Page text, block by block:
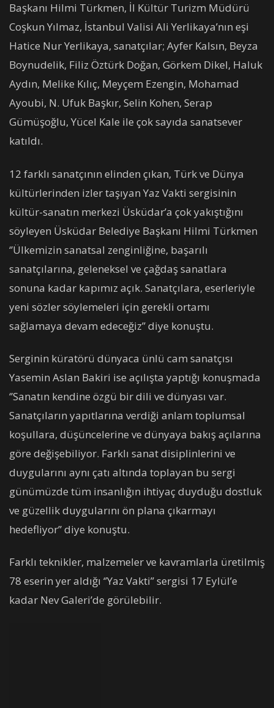
Başkanı Hilmi Türkmen, İl Kültür Turizm Müdürü
Coşkun Yılmaz, İstanbul Valisi Ali Yerlikaya’nın eşi
Hatice Nur Yerlikaya, sanatçılar; Ayfer Kalsın, Beyza
Boynudelik, Filiz Öztürk Doğan, Görkem Dikel, Haluk
Aydın, Melike Kılıç, Meyçem Ezengin, Mohamad
Ayoubi, N. Ufuk Başkır, Selin Kohen, Serap
Gümüşoğlu, Yücel Kale ile çok sayıda sanatsever
katıldı.
12 farklı sanatçının elinden çıkan, Türk ve Dünya
kültürlerinden izler taşıyan Yaz Vakti sergisinin
kültür-sanatın merkezi Üsküdar’a çok yakıştığını
söyleyen Üsküdar Belediye Başkanı Hilmi Türkmen
‘’Ülkemizin sanatsal zenginliğine, başarılı
sanatçılarına, geleneksel ve çağdaş sanatlara
sonuna kadar kapımız açık. Sanatçılara, eserleriyle
yeni sözler söylemeleri için gerekli ortamı
sağlamaya devam edeceğiz’’ diye konuştu.
Serginin küratörü dünyaca ünlü cam sanatçısı
Yasemin Aslan Bakiri ise açılışta yaptığı konuşmada
‘’Sanatın kendine özgü bir dili ve dünyası var.
Sanatçıların yapıtlarına verdiği anlam toplumsal
koşullara, düşüncelerine ve dünyaya bakış açılarına
göre değişebiliyor. Farklı sanat disiplinlerini ve
duygularını aynı çatı altında toplayan bu sergi
günümüzde tüm insanlığın ihtiyaç duyduğu dostluk
ve güzellik duygularını ön plana çıkarmayı
hedefliyor’’ diye konuştu.
Farklı teknikler, malzemeler ve kavramlarla üretilmiş
78 eserin yer aldığı ‘’Yaz Vakti’’ sergisi 17 Eylül’e
kadar Nev Galeri’de görülebilir.